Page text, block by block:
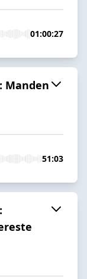
01:00:27
Manden
51:03